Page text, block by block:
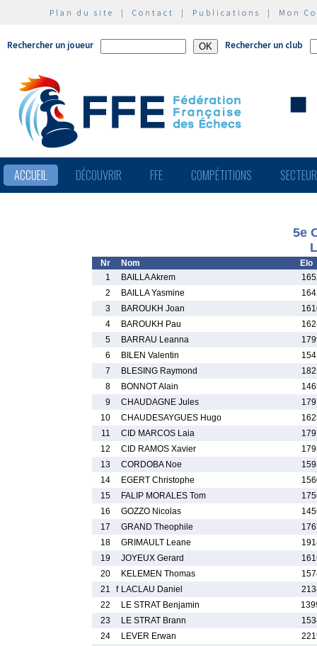
Plan du site | Contact | Publications | Mon
Rechercher un joueur Rechercher un club
ACCUEIL DÉCOUVRIR FFE COMPÉTITIONS
5e
Nr Nom
Elo
1
BAILLA Akrem
2
BAILLA Yasmine
3
BAROUKH Joan
4
BAROUKH Pau
5
BARRAU Leanna
6
BILEN Valentin
7
BLESING Raymond
8
BONNOT Alain
9
CHAUDAGNE Jules
10
CHAUDESAYGUES Hugo
11
CID MARCOS Laia
12
CID RAMOS Xavier
13
CORDOBA Noe
14
EGERT Christophe
15
FALIP MORALES Tom
16
GOZZO Nicolas
17
GRAND Theophile
18
GRIMAULT Leane
19
JOYEUX Gerard
20
KELEMEN Thomas
21
f LACLAU Daniel
22
LE STRAT Benjamin
23
LE STRAT Brann
24
LEVER Erwan